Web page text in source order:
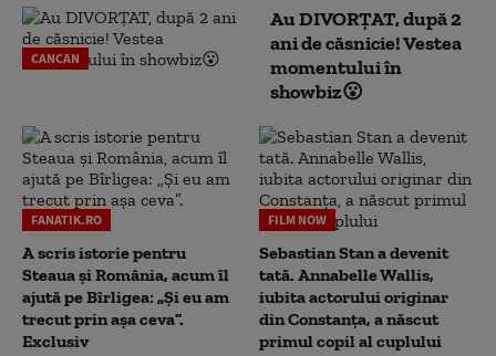
CANCAN
Au DIVORȚAT, după 2
ani de căsnicie! Vestea
momentului în
showbiz😮
FANATIK.RO
A scris istorie pentru
Steaua și România, acum îl
ajută pe Bîrligea: „Și eu am
trecut prin așa ceva”.
Exclusiv
FILM NOW
Sebastian Stan a devenit
tată. Annabelle Wallis,
iubita actorului originar
din Constanța, a născut
primul copil al cuplului